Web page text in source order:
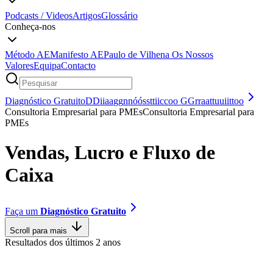
Podcasts / VideosArtigosGlossário
Conheça-nos
Método AEManifesto AEPaulo de Vilhena Os Nossos
ValoresEquipaContacto
Diagnóstico GratuitoDDiiaaggnnóóssttiiccoo GGrraattuuiittoo
Consultoria Empresarial para PMEsConsultoria Empresarial para
PMEs
Vendas, Lucro e Fluxo de
Caixa
Faça um Diagnóstico Gratuito
Scroll para mais
Resultados dos últimos 2 anos